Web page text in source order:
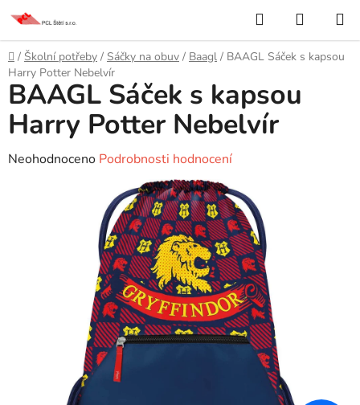
Přejít
obsah
Hledat
KOŠÍK
Domů
/ Školní potřeby / Sáčky na obuv / Baagl / BAAGL Sáček s kapsou
Harry Potter Nebelvír
BAAGL Sáček s kapsou
Harry Potter Nebelvír
Průměrné
Neohodnoceno Podrobnosti hodnocení